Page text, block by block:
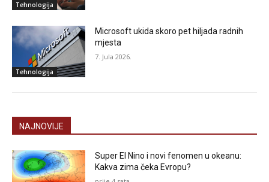
Tehnologija
Tehnologija
Microsoft ukida skoro pet hiljada radnih
mjesta
7. Jula 2026.
NAJNOVIJE
Super El Nino i novi fenomen u okeanu:
Kakva zima čeka Evropu?